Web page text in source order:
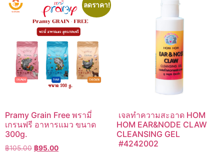
ลดราคา!
Pramy Grain Free พรามี่
เกรนฟรี อาหารแมว ขนาด
300g.
฿105.00 Original
฿95.00Current
เจลทำความสะอาด HOM
HOM EAR&NODE CLAW
CLEANSING GEL
#4242002